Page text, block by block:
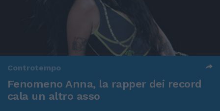
Controtempo
Fenomeno Anna, la rapper dei record
cala un altro asso